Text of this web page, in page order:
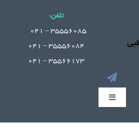
تلفن:
35556085 – 041
35556084 – 041
35566173 – 041
Toggle